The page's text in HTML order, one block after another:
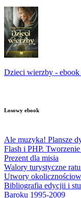
Dzieci wierzby -
Losowy ebook
Ale muzyka! Plansze
Flash i PHP.
Prezent dla misia
Walory turystyczne
Utwory
Bibliografia edycjii i
Baroku 1995-2009